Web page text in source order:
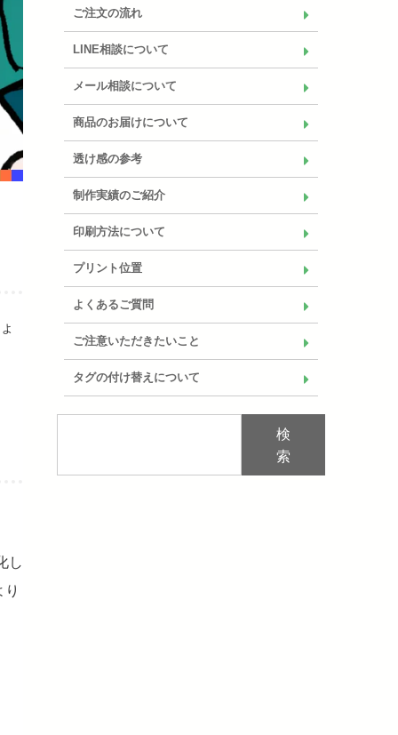
し
ご注文の流れ
LINE相談について
メール相談について
商品のお届けについて
透け感の参考
制作実績のご紹介
印刷方法について
プリント位置
よくあるご質問
ご注意いただきたいこと
タグの付け替えについて
検
索